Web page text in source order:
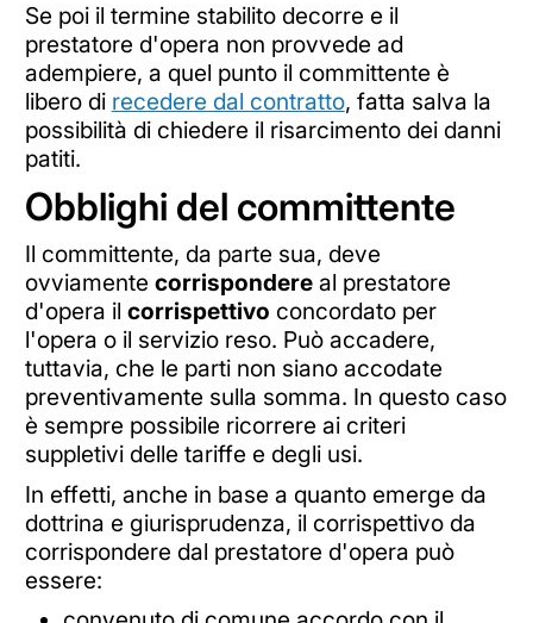
Se poi il termine stabilito decorre e il
prestatore d'opera non provvede ad
adempiere, a quel punto il committente è
libero di recedere dal contratto, fatta salva la
possibilità di chiedere il risarcimento dei danni
patiti.
Obblighi del committente
Il committente, da parte sua, deve
ovviamente corrispondereal prestatore
d'opera il corrispettivo concordato per
l'opera o il servizio reso. Può accadere,
tuttavia, che le parti non siano accodate
preventivamente sulla somma. In questo caso
è sempre possibile ricorrere ai criteri
suppletivi delle tariffe e degli usi.
In effetti, anche in base a quanto emerge da
dottrina e giurisprudenza, il corrispettivo da
corrispondere dal prestatore d'opera può
essere: